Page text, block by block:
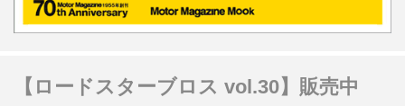
【ロードスターブロス vol.30】販売中